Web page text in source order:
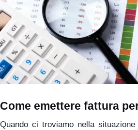
Come emettere fattura
Quando ci troviamo nella